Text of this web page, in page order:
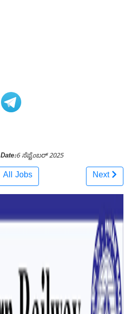
Date:6 ಸೆಪ್ಟೆಂಬರ್ 2025
All Jobs Next